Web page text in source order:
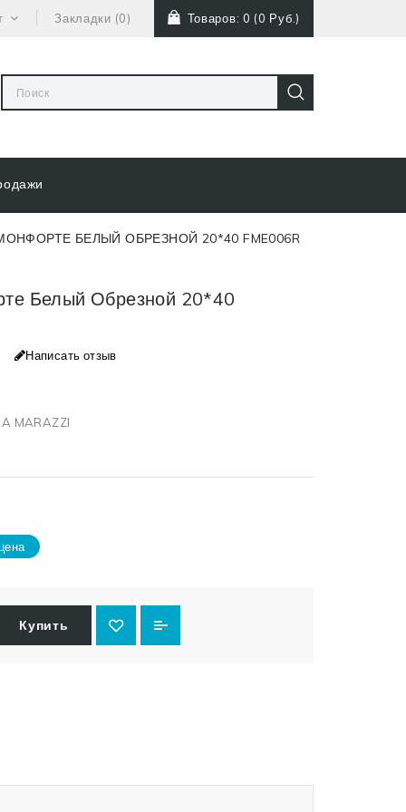
Закладки (0) Товаров: 0 (0 Руб.)
БЕЛЫЙ ОБРЕЗНОЙ 20*40 FME006R
Белый Обрезной 20*40
Написать отзыв
MARAZZI
Купить